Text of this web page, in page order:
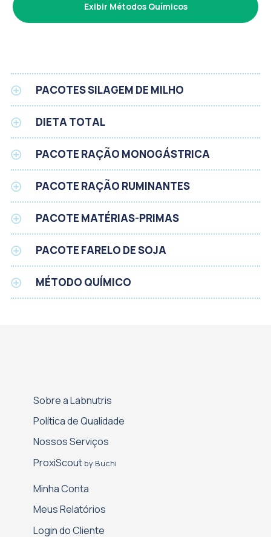
Exibir Métodos Químicos
PACOTES SILAGEM DE MILHO
DIETA TOTAL
PACOTE RAÇÃO MONOGÁSTRICA
PACOTE RAÇÃO RUMINANTES
PACOTE MATÉRIAS-PRIMAS
PACOTE FARELO DE SOJA
MÉTODO QUÍMICO
Sobre a Labnutris
Política de Qualidade
Nossos Serviços
Proxi­Scout by Buchi
Minha Conta
Meus Relatórios
Login do Cliente